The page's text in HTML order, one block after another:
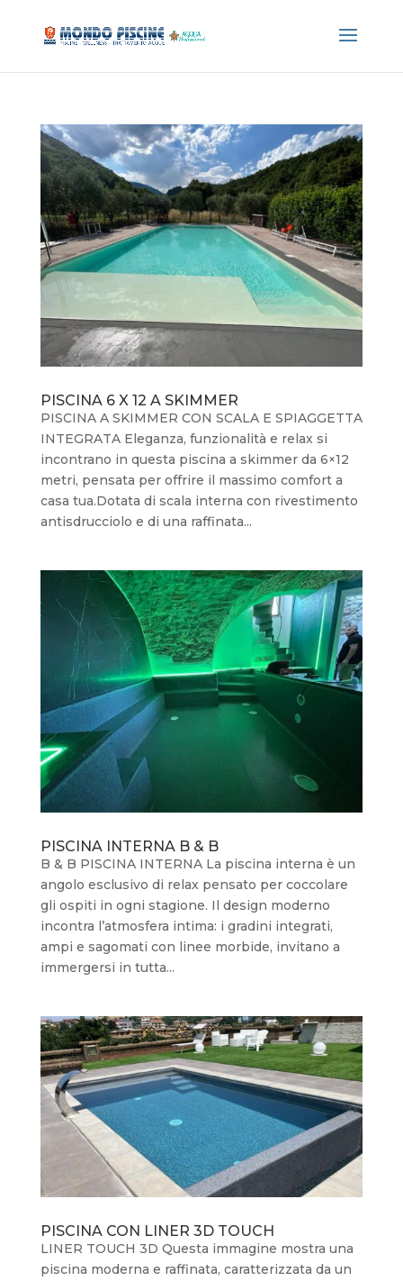
PISCINA 6 X 12 A SKIMMER
PISCINA A SKIMMER CON SCALA E SPIAGGETTA
INTEGRATA Eleganza, funzionalità e relax si
incontrano in questa piscina a skimmer da 6×12
metri, pensata per offrire il massimo comfort a
casa tua.Dotata di scala interna con rivestimento
antisdrucciolo e di una raffinata...
PISCINA INTERNA B & B
B & B PISCINA INTERNA La piscina interna è un
angolo esclusivo di relax pensato per coccolare
gli ospiti in ogni stagione. Il design moderno
incontra l’atmosfera intima: i gradini integrati,
ampi e sagomati con linee morbide, invitano a
immergersi in tutta...
PISCINA CON LINER 3D TOUCH
LINER TOUCH 3D Questa immagine mostra una
piscina moderna e raffinata, caratterizzata da un